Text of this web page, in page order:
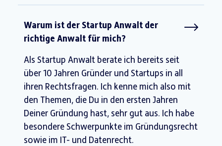
Warum ist der Startup Anwalt der
richtige Anwalt für mich?
Als Startup Anwalt berate ich bereits seit
über 10 Jahren Gründer und Startups in all
ihren Rechtsfragen. Ich kenne mich also mit
den Themen, die Du in den ersten Jahren
Deiner Gründung hast, sehr gut aus. Ich habe
besondere Schwerpunkte im Gründungsrecht
sowie im IT- und Datenrecht.